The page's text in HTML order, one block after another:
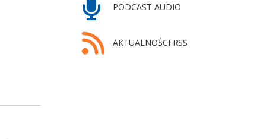
PODCAST AUDIO
AKTUALNOŚCI RSS